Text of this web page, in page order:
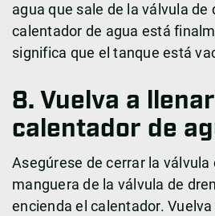
agua que sale de la válvula de
calentador de agua está
significa que el tanque está
8. Vuelva a
calentador de
Asegúrese de cerrar la válvula
manguera de la válvula de
encienda el calentador. Vuelva